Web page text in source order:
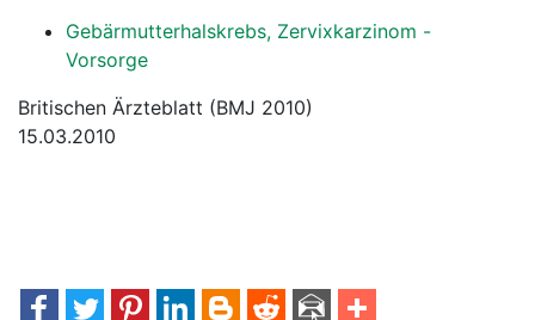
Gebärmutterhalskrebs, Zervixkarzinom -
Vorsorge
Britischen Ärzteblatt (BMJ 2010)
15.03.2010